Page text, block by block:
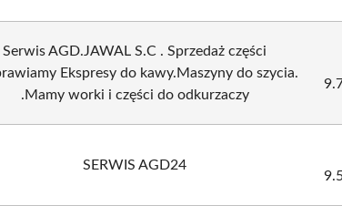
Serwis AGD.JAWAL S.C . Sprzedaż części
Ekspresy do kawy.Maszyny do szycia.
.Mamy worki i części do odkurzaczy
SERWIS AGD24